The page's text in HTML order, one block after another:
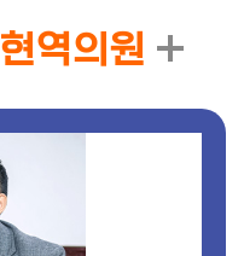
현역의원